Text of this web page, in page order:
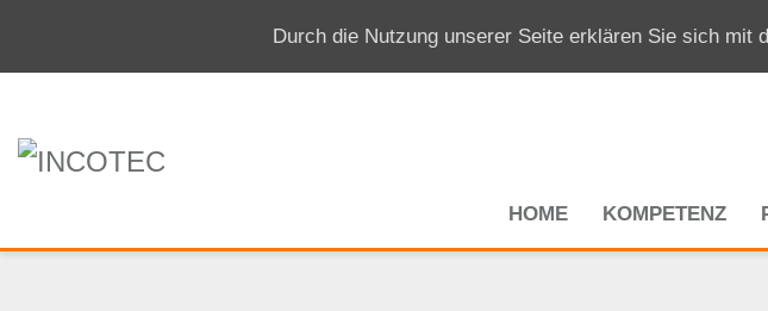
HOME KOMPETENZ
Durch die Nutzung unserer Seite erklären Sie sich mit